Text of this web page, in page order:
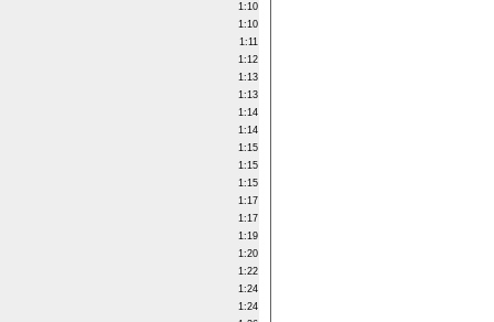
1:10
1:10
1:11
1:12
1:13
1:13
1:14
1:14
1:15
1:15
1:15
1:17
1:17
1:19
1:20
1:22
1:24
1:24